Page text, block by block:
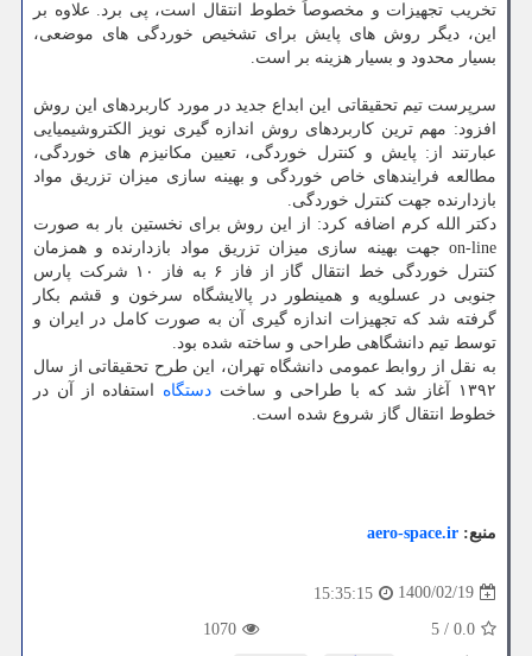
تخریب تجهیزات و مخصوصاً خطوط انتقال است، پی برد. علاوه بر
این، دیگر روش های پایش برای تشخیص خوردگی های موضعی،
بسیار محدود و بسیار هزینه بر است.
سرپرست تیم تحقیقاتی این ابداع جدید در مورد کاربردهای این روش
افزود: مهم ترین کاربردهای روش اندازه گیری نویز الکتروشیمیایی
عبارتند از: پایش و کنترل خوردگی، تعیین مکانیزم های خوردگی،
مطالعه فرایندهای خاص خوردگی و بهینه سازی میزان تزریق مواد
بازدارنده جهت کنترل خوردگی.
دکتر الله کرم اضافه کرد: از این روش برای نخستین بار به صورت
on-line جهت بهینه سازی میزان تزریق مواد بازدارنده و همزمان
کنترل خوردگی خط انتقال گاز از فاز ۶ به فاز ۱۰ شرکت پارس
جنوبی در عسلویه و همینطور در پالایشگاه سرخون و قشم بکار
گرفته شد که تجهیزات اندازه گیری آن به صورت کامل در ایران و
توسط تیم دانشگاهی طراحی و ساخته شده بود.
به نقل از روابط عمومی دانشگاه تهران، این طرح تحقیقاتی از سال
۱۳۹۲ آغاز شد که با طراحی و ساخت
دستگاه استفاده از آن در
خطوط انتقال گاز شروع شده است.
منبع: aero-space.ir
1400/02/19
15:35:15
0.0
/
5
1070